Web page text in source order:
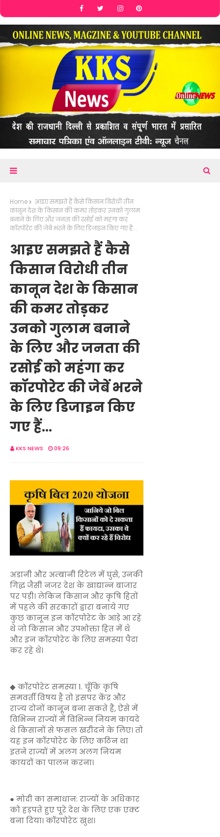
Home
आइए समझते हैं कैसे किसान विरोधी तीन
कानून देश के किसान की कमर तोड़कर उनको गुलाम
बनाने के लिए और जनता की रसोई को महंगा कर
कॉरपोरेट की जेबें भरने के लिए डिजाइन किए गए हैं...
आइए समझते हैं कैसे
किसान विरोधी तीन
कानून देश के किसान
की कमर तोड़कर
उनको गुलाम बनाने
के लिए और जनता की
रसोई को महंगा कर
कॉरपोरेट की जेबें भरने
के लिए डिजाइन किए
गए हैं...
KKS NEWS 09:26
अडानी और अम्बानी रिटेल में घुसे, उनकी
गिद्ध जैसी नजर देश के खाद्यान्न बाजार
पर पड़ी। लेकिन किसान और कृषि हितों
में पहले की सरकारों द्वारा बनाये गए
कुछ कानून इन कॉरपोरेट के आड़े आ रहे
थे जो किसान और उपभोक्ता हित में थे
और इन कॉरपोरेट के लिए समस्या पैदा
कर रहे थे।
◆ कॉरपोरेट समस्या 1. चूँकि कृषि
समवर्ती विषय है तो इसपर केंद्र और
राज्य दोनों कानून बना सकते हैं, ऐसे में
विभिन्न राज्यों में विभिन्न नियम कायदे
थे किसानों से फसल खरीदने के लिए। तो
यह इन कॉरपोरेट के लिए कठिन था
इतने राज्यों में अलग अलग नियम
कायदों का पालन करना।
● मोदी का समाधान: राज्यों के अधिकार
को हड़पते हुए पूरे देश के लिए एक एक्ट
बना दिया। कॉरपोरेट खुश।